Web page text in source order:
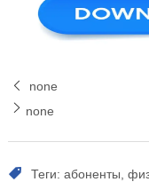
none
none
Теги: абоненты,